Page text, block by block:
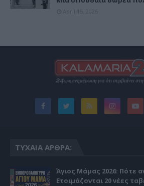
ΤΥΧΑΊΑ ΆΡΘΡΑ:
Άγιος Μάμας 2026: Πότε
Ετοιμάζονται 20 νέες